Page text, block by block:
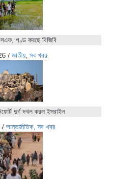
পণ্ড করছে বিজিবি
/ জাতীয়, সব খবর
দুর্গ দখল করল ইসরাইল
/ আন্তর্জাতিক, সব খবর